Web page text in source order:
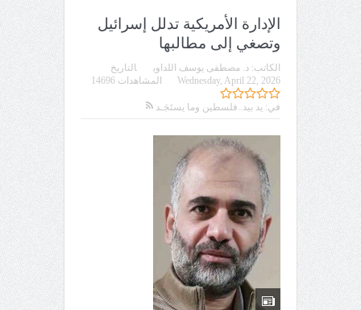
الإدارة الأمريكية تدلل إسرائيل
وتصغي إلى مطالبها
الكاتب: د. مصطفى يوسف اللداوي
التاريخ
Wednesday, April 22, 2026
في: يد بيد..فلسطين وما يستَجَـد
المشاهدات 14696